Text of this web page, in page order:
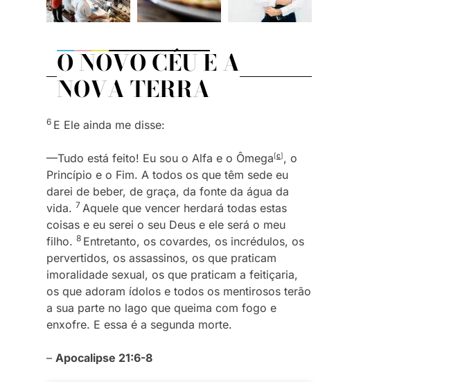
O NOVO CÉU E A
NOVA TERRA
6 E Ele ainda me disse:
—Tudo está feito! Eu sou o Alfa e o Ômega[c], o
Princípio e o Fim. A todos os que têm sede eu
darei de beber, de graça, da fonte da água da
vida. 7 Aquele que vencer herdará todas estas
coisas e eu serei o seu Deus e ele será o meu
filho. 8 Entretanto, os covardes, os incrédulos, os
pervertidos, os assassinos, os que praticam
imoralidade sexual, os que praticam a feitiçaria,
os que adoram ídolos e todos os mentirosos terão
a sua parte no lago que queima com fogo e
enxofre. E essa é a segunda morte.
– Apocalipse 21:6-8